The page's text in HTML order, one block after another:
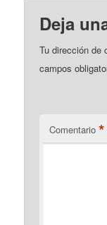
Deja
Tu dirección de
campos
Comentario *